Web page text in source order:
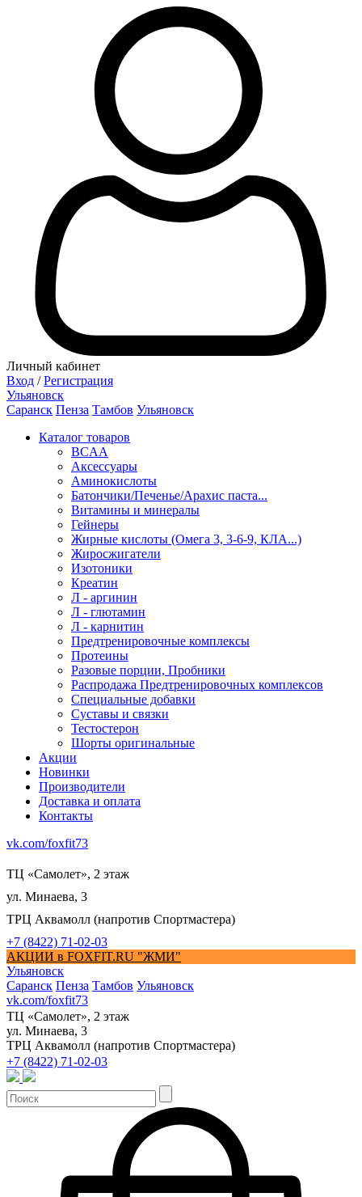
Личный кабинет
Вход / Регистрация
Ульяновск
Саранск Пенза Тамбов Ульяновск
Каталог товаров
BCAA
Аксессуары
Аминокислоты
Батончики/Печенье/Арахис паста...
Витамины и минералы
Гейнеры
Жирные кислоты (Омега 3, 3-6-9, КЛА...)
Жиросжигатели
Изотоники
Креатин
Л - аргинин
Л - глютамин
Л - карнитин
Предтренировочные комплексы
Протеины
Разовые порции, Пробники
Распродажа Предтренировочных комплексов
Специальные добавки
Суставы и связки
Тестостерон
Шорты оригинальные
Акции
Новинки
Производители
Доставка и оплата
Контакты
vk.com/foxfit73
ТЦ «Самолет», 2 этаж
ул. Минаева, 3
ТРЦ Аквамолл (напротив Спортмастера)
+7 (8422) 71-02-03
АКЦИИ в FOXFIT.RU "ЖМИ"
Ульяновск
Саранск Пенза Тамбов Ульяновск
vk.com/foxfit73
ТЦ «Самолет», 2 этаж
ул. Минаева, 3
ТРЦ Аквамолл (напротив Спортмастера)
+7 (8422) 71-02-03